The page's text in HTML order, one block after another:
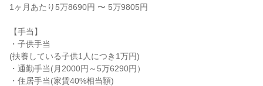
1ヶ月あたり5万8690円 〜 5万9805円
【手当】
・子供手当
(扶養している子供1人につき1万円)
・通勤手当(月2000円～5万6290円）
・住居手当(家賃40%相当額)